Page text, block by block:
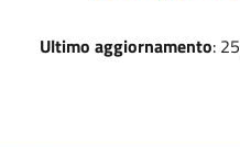
Ultimo aggiornamento: